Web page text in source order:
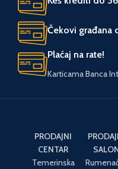
Čekovi građana
Plaćaj na rate!
Karticama Banca
PRODAJNI
CENTAR
Temerinska